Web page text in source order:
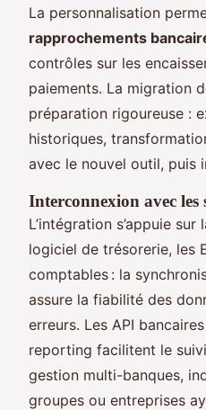
La personnalisation
rapprochements
contrôles sur les
paiements. La migration
préparation rigoureuse :
historiques,
avec le nouvel outil, puis
Interconnexion avec les
L’intégration s’appuie
logiciel de trésorerie, les
comptables : la
assure la fiabilité des
erreurs. Les API
reporting facilitent le
gestion multi-banques,
groupes ou entreprises